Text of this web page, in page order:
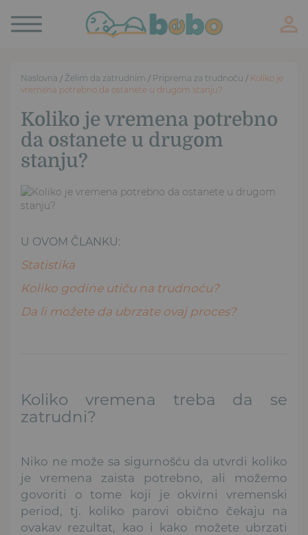
Toggle
navigation
Naslovna / Želim da zatrudnim / Priprema za trudnoću / Koliko je
vremena potrebno da ostanete u drugom stanju?
Koliko je vremena potrebno
da ostanete u drugom
stanju?
U OVOM ČLANKU:
Statistika
Koliko godine utiču na trudnoću?
Da li možete da ubrzate ovaj proces?
Koliko vremena treba da se
zatrudni?
Niko ne može sa sigurnošću da utvrdi koliko
je vremena zaista potrebno, ali možemo
govoriti o tome koji je okvirni vremenski
period, tj. koliko parovi obično čekaju na
ovakav rezultat, kao i kako možete ubrzati